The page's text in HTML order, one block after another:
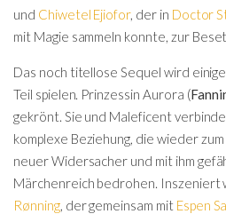
und Chiwetel Ejiofor, der in Doctor
mit Magie sammeln konnte, zur
Das noch titellose Sequel wird
Teil spielen. Prinzessin Aurora (
gekrönt. Sie und Maleficent
komplexe Beziehung, die wieder
neuer Widersacher und mit ihm
Märchenreich bedrohen. Inszeniert
Rønning, der gemeinsam mit Espen